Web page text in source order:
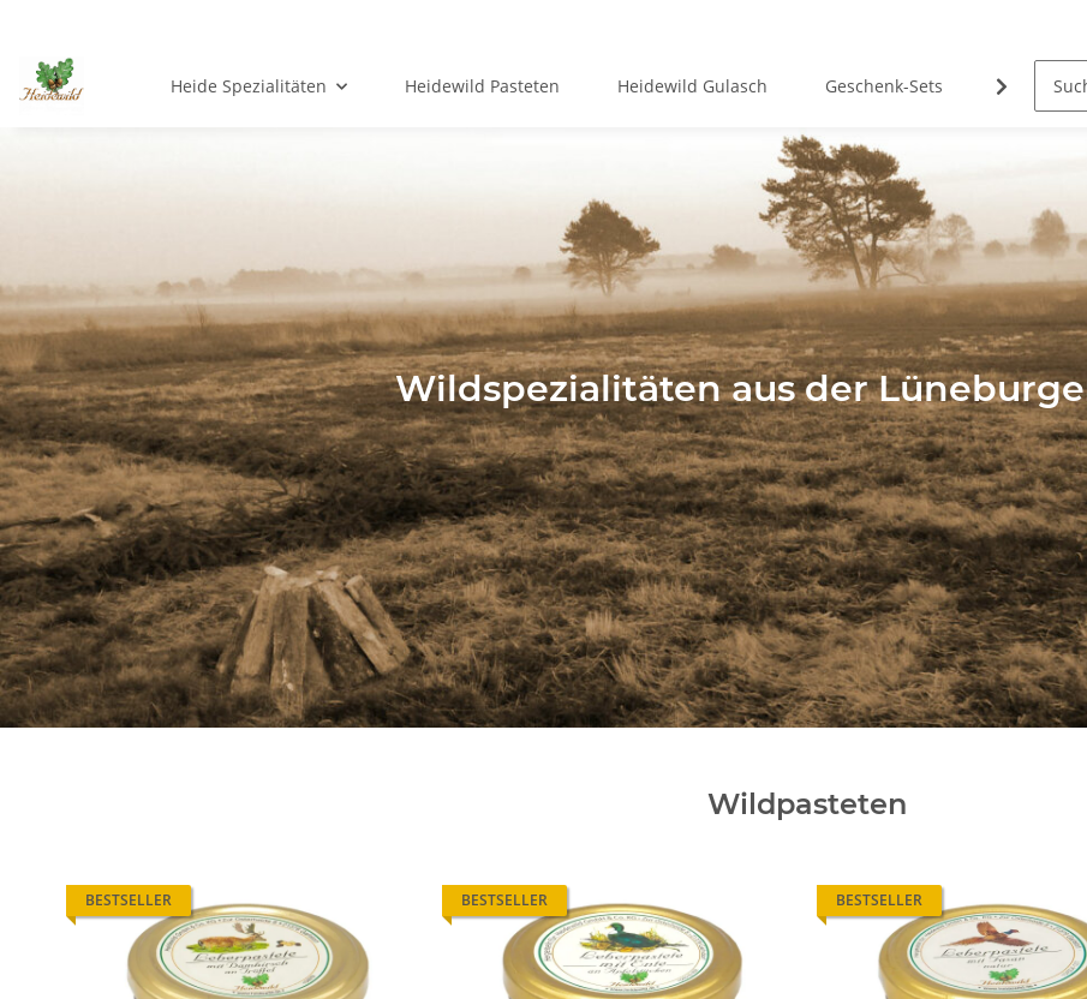
Heide Spezialitäten Heidewild Pasteten Heidewild Gulasch Geschenk-Sets
Wildspezialitäten aus der
Wildpasteten
BESTSELLER BESTSELLER BESTSELLER